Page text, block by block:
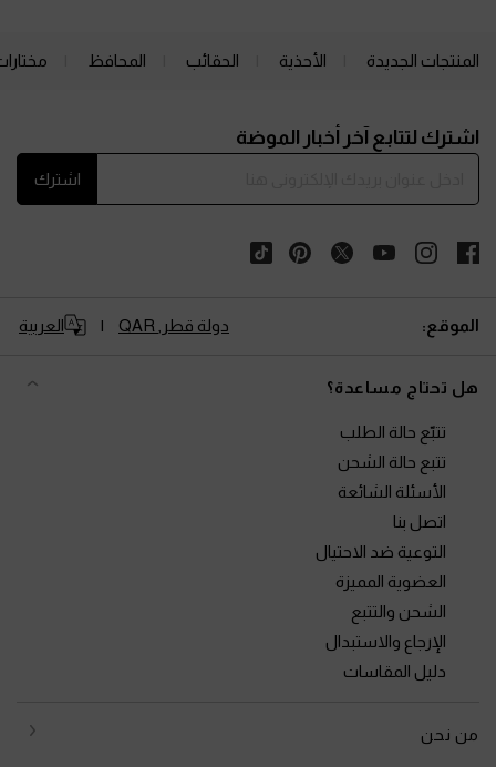
المنتجات الجديدة الأحذية الحقائب المحافظ
اشترك لتتابع آخر أخبار الموضة
اشترك
الموقع: دولة قطر, QAR العربية
هل تحتاج مساعدة؟
تتبّع حالة الطلب
تتبع حالة الشحن
الأسئلة الشائعة
اتصل بنا
التوعية ضد الاحتيال
العضوية المميزة
الشحن والتتبع
الإرجاع والاستبدال
دليل المقاسات
من نحن